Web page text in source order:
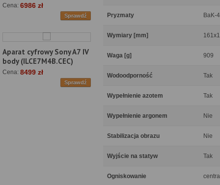
Cena: 6986 zł
Sprawdź
Aparat cyfrowy Sony A7 IV
body (ILCE7M4B.CEC)
Cena: 8499 zł
Sprawdź
Pryzmaty BaK-
Wymiary [mm]
Waga [g] 909
Wodoodporność Tak
Wypełnienie azotem Tak
Wypełnienie argonem Nie
Stabilizacja obrazu Nie
Wyjście na statyw Tak
Ogniskowanie